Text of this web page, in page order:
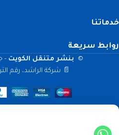
خدماتنا
روابط سريعة
© بنشر متنقل الكويت -
📄 شركة الراشد، رقم الترخيص: